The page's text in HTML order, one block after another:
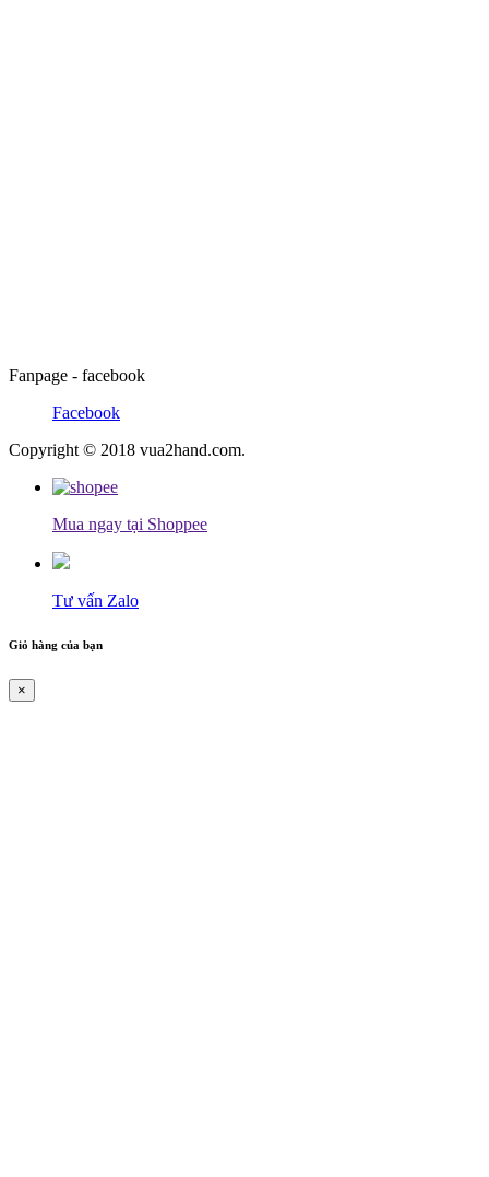
Fanpage - facebook
Facebook
Copyright © 2018 vua2hand.com.
Mua ngay tại Shoppee
Tư vấn Zalo
Giỏ hàng của bạn
×